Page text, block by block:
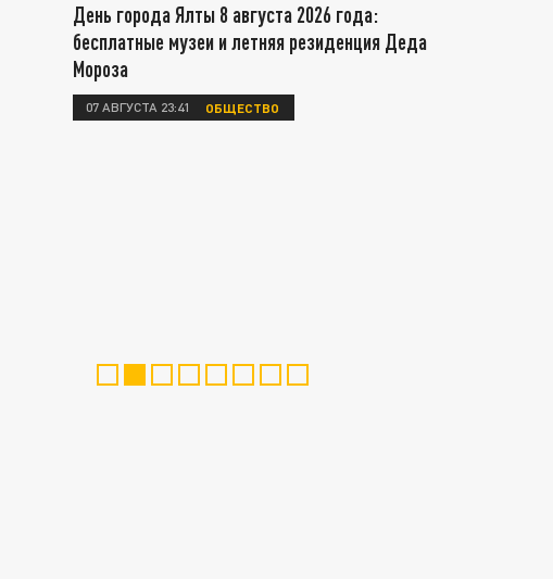
День города Ялты 8 августа 2026 года:
бесплатные музеи и летняя резиденция Деда
Мороза
07 АВГУСТА 23:41 ОБЩЕСТВО